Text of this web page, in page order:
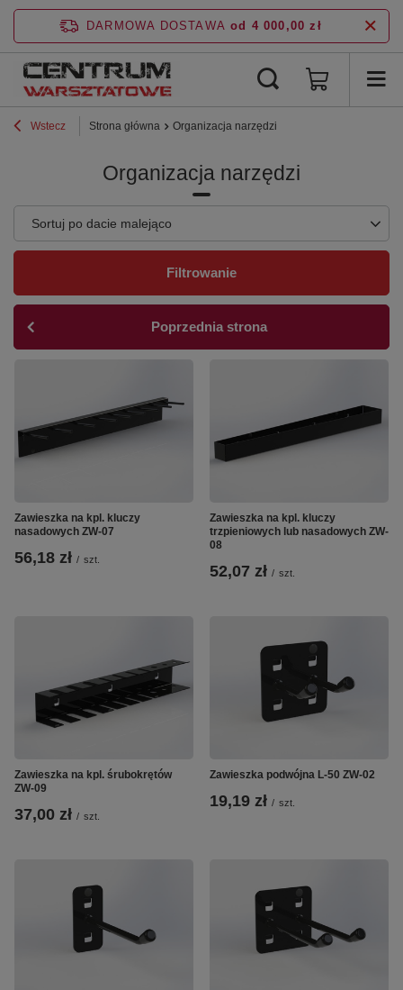
DARMOWA DOSTAWA od 4 000,00 zł
Wstecz Strona główna Organizacja narzędzi
Organizacja narzędzi
Zmień sortowanie
Sortuj po dacie malejąco
Filtrowanie
Poprzednia strona
Zawieszka na kpl. kluczy
nasadowych ZW-07
56,18 zł / szt.
Zawieszka na kpl. kluczy
trzpieniowych lub nasadowych ZW-
08
52,07 zł / szt.
Zawieszka na kpl. śrubokrętów
ZW-09
37,00 zł / szt.
Zawieszka podwójna L-50 ZW-02
19,19 zł / szt.